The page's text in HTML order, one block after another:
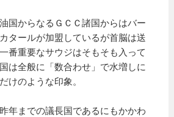
国からなるＧＣＣ諸国からはバー
タールが加盟しているが首脳は送
番重要なサウジはそもそも入って
は全般に「数合わせ」で水増しに
けのような印象。
年までの議長国であるにもかかわ